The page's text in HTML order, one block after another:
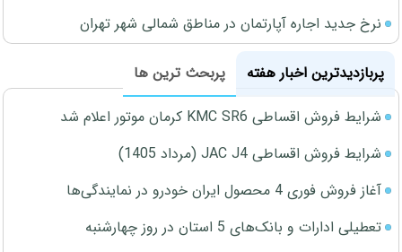
نرخ جدید اجاره آپارتمان در مناطق شمالی شهر تهران
پربازدیدترین اخبار هفته
پربحث ترین ها
شرایط فروش اقساطی KMC SR6 کرمان موتور اعلام شد
شرایط فروش اقساطی JAC J4 (مرداد 1405)
آغاز فروش فوری 4 محصول ایران خودرو در نمایندگی‌ها
تعطیلی ادارات و بانک‌های 5 استان در روز چهارشنبه